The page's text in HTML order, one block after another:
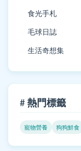
食光手札
毛球日誌
生活奇想集
# 熱門標籤
寵物營養 狗狗鮮食